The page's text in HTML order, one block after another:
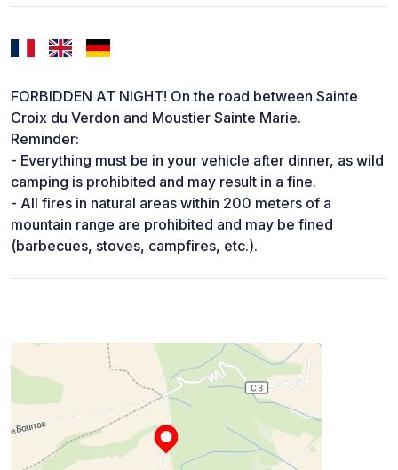
FORBIDDEN AT NIGHT! On the road between Sainte
Croix du Verdon and Moustier Sainte Marie.
Reminder:
- Everything must be in your vehicle after dinner, as wild
camping is prohibited and may result in a fine.
- All fires in natural areas within 200 meters of a
mountain range are prohibited and may be fined
(barbecues, stoves, campfires, etc.).